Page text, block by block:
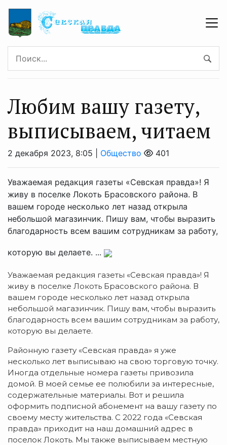
Любим вашу газету,
выписываем, читаем
2 декабря 2023, 8:05 | Общество 401
Уважаемая редакция газеты «Севская правда»! Я
живу в поселке Локоть Брасовского района. В
вашем городе несколько лет назад открыла
небольшой магазинчик. Пишу вам, чтобы выразить
благодарность всем вашим сотрудникам за работу,
которую вы делаете. ...
Уважаемая редакция газеты «Севская правда»! Я
живу в поселке Локоть Брасовского района. В
вашем городе несколько лет назад открыла
небольшой магазинчик. Пишу вам, чтобы выразить
благодарность всем вашим сотрудникам за работу,
которую вы делаете.
Районную газету «Севская правда» я уже
несколько лет выписываю на свою торговую точку.
Иногда отдельные номера газеты привозила
домой. В моей семье ее полюбили за интересные,
содержательные материалы. Вот и решила
оформить подписной абонемент на вашу газету по
своему месту жительства. С 2022 года «Севская
правда» приходит на наш домашний адрес в
поселок Локоть. Мы также выписываем местную